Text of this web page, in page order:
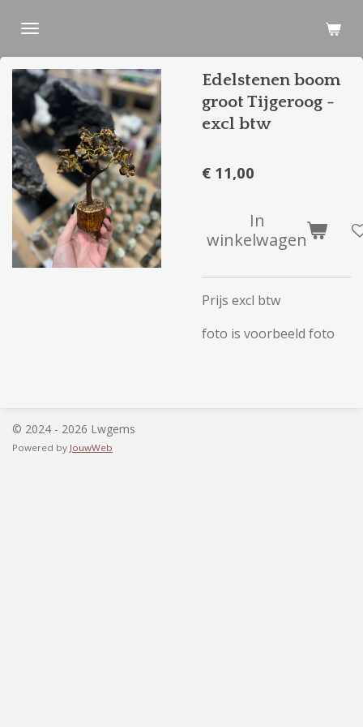
direct
naar
de
hoofdinhoud
Edelstenen boom
groot Tijgeroog -
excl btw
€ 11,00
In
winkelwagen
Prijs excl btw
foto is voorbeeld foto
© 2024 - 2026 Lwgems
Powered by JouwWeb